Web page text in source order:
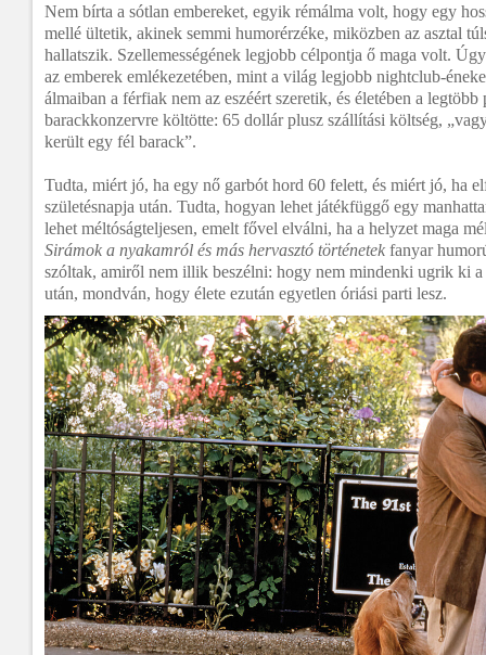
Nem bírta a sótlan embereket, egyik rémálma volt, hogy egy
mellé ültetik, akinek semmi humorérzéke, miközben az asztal
hallatszik. Szellemességének legjobb célpontja ő maga volt.
az emberek emlékezetében, mint a világ legjobb nightclub-
álmaiban a férfiak nem az eszéért szeretik, és életében a
barackkonzervre költötte: 65 dollár plusz szállítási költség,
került egy fél barack”.
Tudta, miért jó, ha egy nő garbót hord 60 felett, és miért jó, ha
születésnapja után. Tudta, hogyan lehet játékfüggő egy
lehet méltóságteljesen, emelt fővel elválni, ha a helyzet maga
Sirámok a nyakamról és más hervasztó történetek fanyar
szóltak, amiről nem illik beszélni: hogy nem mindenki ugrik ki a
után, mondván, hogy élete ezután egyetlen óriási parti lesz.